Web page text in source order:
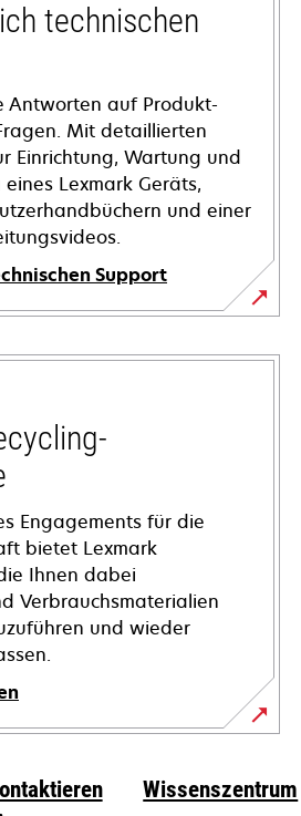
technischen
Antworten auf Produkt-
Mit detaillierten
Einrichtung, Wartung und
Lexmark Geräts,
und einer
Support
Engagements für die
bietet Lexmark
Ihnen dabei
Verbrauchsmaterialien
und wieder
Wissenszentrum